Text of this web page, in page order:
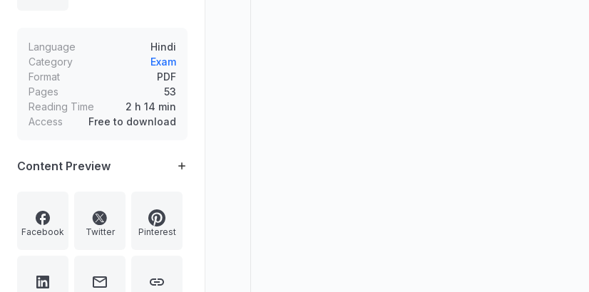
Language
Hindi
Category
Exam
Format
PDF
Pages
53
Reading Time
2 h 14 min
Access
Free to download
Content Preview
Facebook Twitter Pinterest